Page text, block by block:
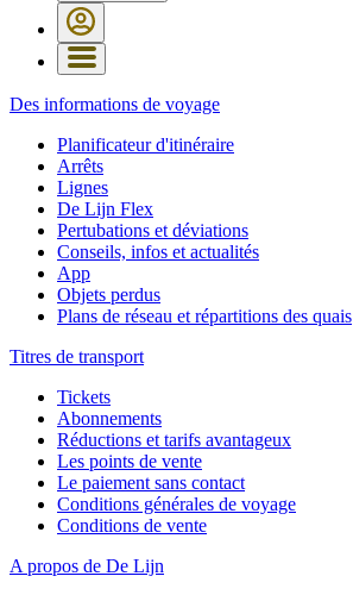
Des informations de voyage
Planificateur d'itinéraire
Arrêts
Lignes
De Lijn Flex
Pertubations et déviations
Conseils, infos et actualités
App
Objets perdus
Plans de réseau et répartitions des quais
Titres de transport
Tickets
Abonnements
Réductions et tarifs avantageux
Les points de vente
Le paiement sans contact
Conditions générales de voyage
Conditions de vente
A propos de De Lijn